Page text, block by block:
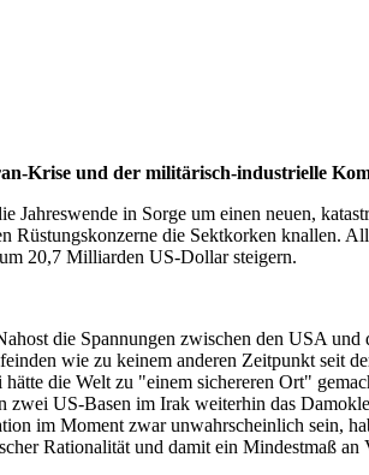
Krise und der militärisch-industrielle
Jahreswende in Sorge um einen neuen,
Rüstungskonzerne die Sektkorken knallen.
20,7 Milliarden US-Dollar steigern.
die Spannungen zwischen den USA
wie zu keinem anderen Zeitpunkt seit
die Welt zu "einem sichereren Ort"
US-Basen im Irak weiterhin das
im Moment zwar unwahrscheinlich sein,
Rationalität und damit ein Mindestmaß